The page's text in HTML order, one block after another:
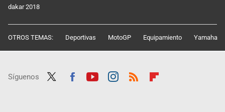
dakar 2018
OTROS TEMAS: Deportivas MotoGP Equipamiento Yamaha
Síguenos